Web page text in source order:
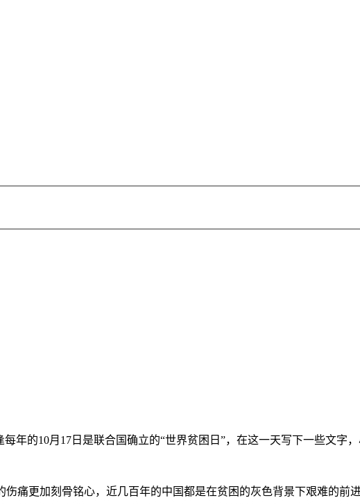
年的10月17日是联合国确立的“世界贫困日”，在这一天写下一些文字
痛更加刻骨铭心，近几百年的中国都是在贫困的灰色背景下艰难的前